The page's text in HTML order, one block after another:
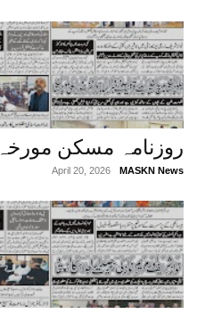
روزنامہ مسکن مورخہ 21 اپریل 2026
MASKN News
April 20, 2026